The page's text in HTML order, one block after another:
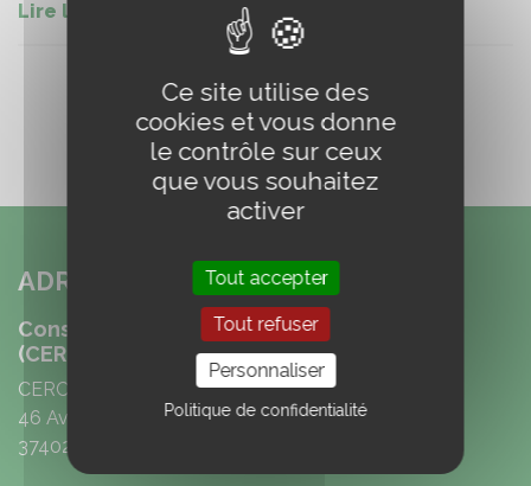
Lire la suite
ADRESSE
Conseil Equin Région Centre Val de Loire
(CERC)
CERC
46 Avenue Emile Gounin
37402 Amboise
Ce site utilise des
cookies et vous donne
le contrôle sur ceux
que vous souhaitez
activer
Tout accepter
Tout refuser
Personnaliser
Politique de confidentialité